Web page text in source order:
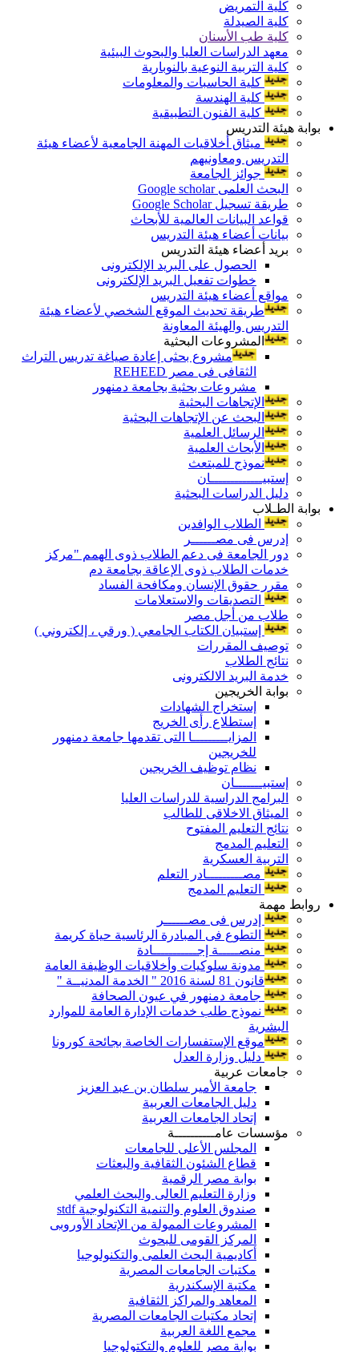
كلية التمريض
كلية الصيدلة
كلية طب الأسنان
معهد الدراسات العليا والبحوث البيئية
كلية التربية النوعية بالنوبارية
كلية الحاسبات والمعلومات
كلية الهندسة
كلية الفنون التطبيقية
بوابة هيئة التدريس
ميثاق أخلاقيات المهنة الجامعية لأعضاء هيئة
التدريس ومعاونيهم
جوائز الجامعة
البحث العلمى Google scholar
طريقة تسجيل Google Scholar
قواعد البيانات العالمية للأبحاث
بيانات أعضاء هيئة التدريس
بريد أعضاء هيئة التدريس
الحصول على البريد الإلكترونى
خطوات تفعيل البريد الإلكترونى
مواقع أعضاء هيئة التدريس
طريقة تحديث الموقع الشخصي لأعضاء هيئة
التدريس والهيئة المعاونة
المشروعات البحثية
مشروع بحثى إعادة صياغة تدريس التراث
الثقافى فى مصر REHEED
مشروعات بحثية بجامعة دمنهور
الإتجاهات البحثية
البحث عن الإتجاهات البحثية
الرسائل العلمية
الأبحاث العلمية
نموذج للمبتعث
إستبيـــــــــــــان
دليل الدراسات البحثية
بوابة الطـلاب
الطلاب الوافدين
إدرس فى مصــــــر
دور الجامعة فى دعم الطلاب ذوى الهمم "مركز
خدمات الطلاب ذوى الإعاقة بجامعة دم
مقرر حقوق الإنسان ومكافحة الفساد
التصديقات والاستعلامات
طلاب من أجل مصر
إستبيان الكتاب الجامعي ( ورقي ، إلكتروني )
توصيف المقررات
نتائج الطلاب
خدمة البريد الالكترونى
بوابة الخريجين
إستخراج الشهادات
إستطلاع رأى الخريج
المزايـــــــــا التى تقدمها جامعة دمنهور
للخريجين
نظام توظيف الخريجين
إستبيـــــــان
البرامج الدراسية للدراسات العليا
الميثاق الاخلاقى للطالب
نتائج التعليم المفتوح
التعليم المدمج
التربية العسكرية
مصـــــــــادر التعلم
التعليم المدمج
روابط مهمة
إدرس فى مصــــــر
التطوع فى المبادرة الرئاسية حياة كريمة
منصـــــة إجـــــــــــادة
مدونة سلوكيات وأخلاقيات الوظيفة العامة
قانون 81 لسنة 2016 " الخدمة المدنيــة "
جامعة دمنهور في عيون الصحافة
نموذج طلب خدمات الإدارة العامة للموارد
البشرية
موقع الإستفسارات الخاصة بجائحة كورونا
دليل وزارة العدل
جامعات عربية
جامعة الأمير سلطان بن عبد العزيز
دليل الجامعات العربية
إتحاد الجامعات العربية
مؤسسات عامــــــــــة
المجلس الأعلى للجامعات
قطاع الشئون الثقافية والبعثات
بوابة مصر الرقمية
وزارة التعليم العالى والبحث العلمي
صندوق العلوم والتنمية التكنولوجية stdf
المشروعات الممولة من الإتحاد الأوروبى
المركز القومى للبحوث
أكاديمية البحث العلمى والتكنولوجيا
مكتبات الجامعات المصرية
مكتبة الإسكندرية
المعاهد والمراكز الثقافية
إتحاد مكتبات الجامعات المصرية
مجمع اللغة العربية
بوابة مصر للعلوم والتكتولوجيا